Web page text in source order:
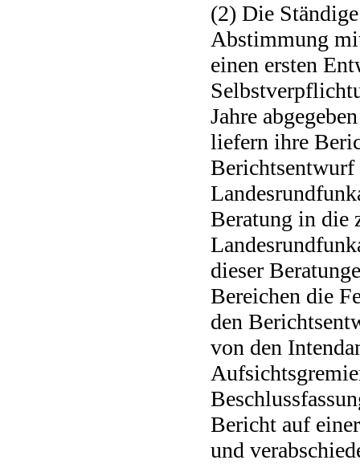
(2) Die
Abstimmung
einen ersten
Jahre
liefern ihre
Berichtsentwurf
Beratung in die
dieser
Bereichen die
den
von den
Bericht auf
und